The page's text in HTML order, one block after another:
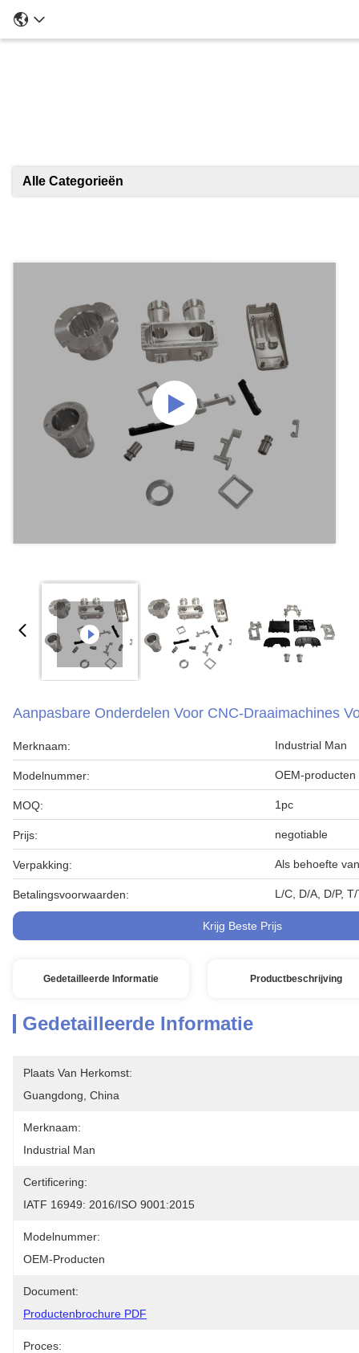
Alle Categorieën
Aanpasbare Onderdelen Voor CNC-Draaimachines
Merknaam: Industrial Man
Modelnummer: OEM-producten
MOQ: 1pc
Prijs: negotiable
Verpakking: Als behoefte
Betalingsvoorwaarden: L/C, D/A, D/P,
Krijg Beste Prijs
Gedetailleerde Informatie Productbeschrijving
Gedetailleerde Informatie
Plaats Van Herkomst:
Guangdong, China
Merknaam:
Industrial Man
Certificering:
IATF 16949: 2016/ISO 9001:2015
Modelnummer:
OEM-Producten
Document:
Productenbrochure PDF
Proces: